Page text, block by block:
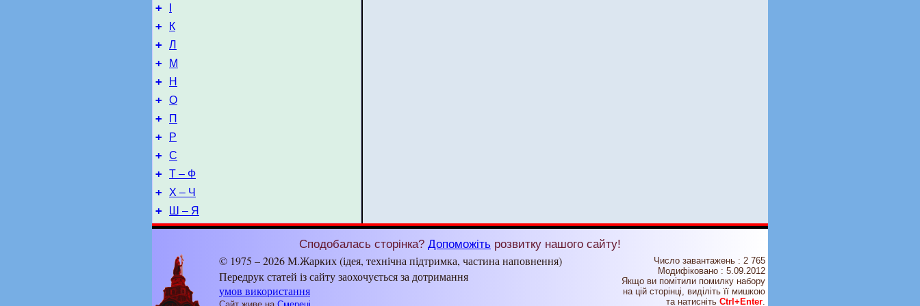
+
+ К
+ Л
+ М
+ Н
+ О
+ П
+ Р
+ С
+ Т – Ф
+ Х – Ч
+ Ш – Я
Сподобалась сторінка? Допоможіть розвитку нашого сайту!
© 1975 – 2026 М.Жарких (ідея, технічна підтримка, частина наповнення)
Передрук статей із сайту заохочується за дотримання
умов використання
Число завантажень : 2 765
Модифіковано : 5.09.2012
Якщо ви помітили помилку набору
на цiй сторiнцi, видiлiть її мишкою
та натисніть Ctrl+Enter.